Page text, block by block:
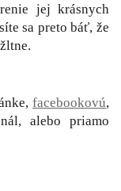
jej krásnych
sa preto báť, že
facebookovú,
alebo priamo